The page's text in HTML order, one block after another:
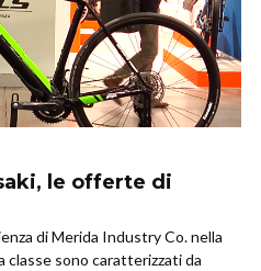
le offerte di
di Merida Industry Co. nella
classe sono caratterizzati da